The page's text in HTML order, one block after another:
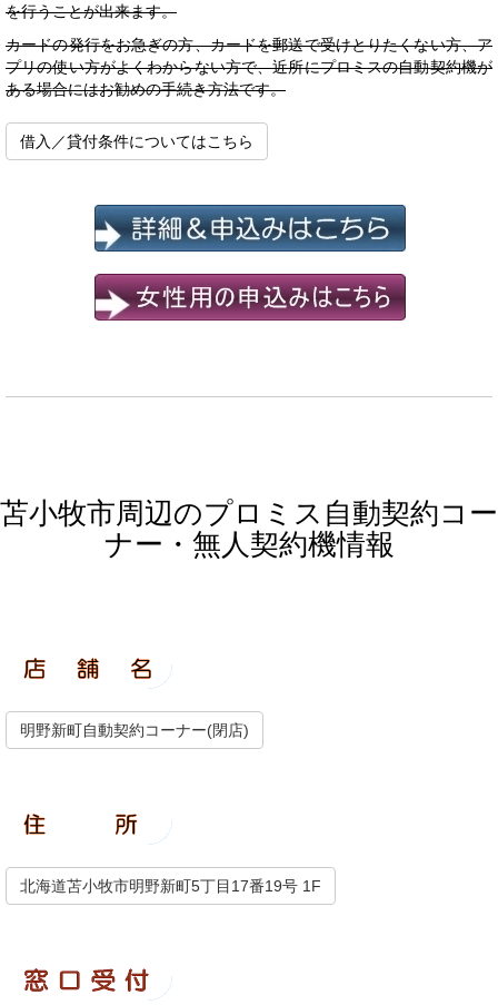
を行うことが出来ます。
カードの発行をお急ぎの方、カードを郵送で受けとりたくない方、ア
プリの使い方がよくわからない方で、近所にプロミスの自動契約機が
ある場合にはお勧めの手続き方法です。
借入／貸付条件についてはこちら
苫小牧市周辺のプロミス自動契約コー
ナー・無人契約機情報
明野新町自動契約コーナー(閉店)
北海道苫小牧市明野新町5丁目17番19号 1F